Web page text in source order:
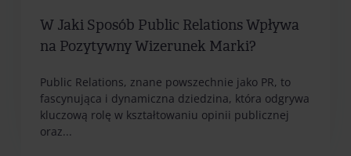
W Jaki Sposób Public Relations Wpływa
na Pozytywny Wizerunek Marki?
Public Relations, znane powszechnie jako PR, to
fascynująca i dynamiczna dziedzina, która odgrywa
kluczową rolę w kształtowaniu opinii publicznej
oraz...